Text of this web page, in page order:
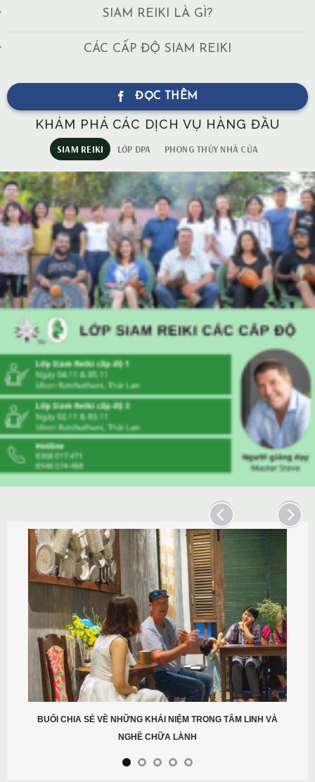
SIAM REIKI LÀ GÌ?
CÁC CẤP ĐỘ SIAM REIKI
ĐỌC THÊM
KHÁM PHÁ CÁC DỊCH VỤ HÀNG ĐẦU
SIAM REIKI LỚP DPA PHONG THỦY NHÀ CỬA
BUỔI CHIA SẺ VỀ NHỮNG KHÁI NIỆM TRONG TÂM LINH VÀ
NGHỀ CHỮA LÀNH